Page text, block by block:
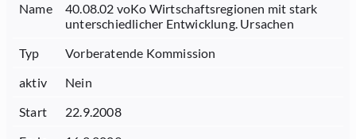
Name
40.08.02 voKo Wirtschaftsregionen mit stark
unterschiedlicher Entwicklung. Ursachen
Typ
Vorberatende Kommission
aktiv
Nein
Start
22.9.2008